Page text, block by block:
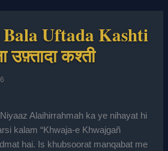
Uftada Kashti
उफ़्तादा कश्ती
Alaihirrahmah ka ye nihayat hi
kalam “Khwaja-e Khwajgañ
hai. Is khubsoorat manqabat me